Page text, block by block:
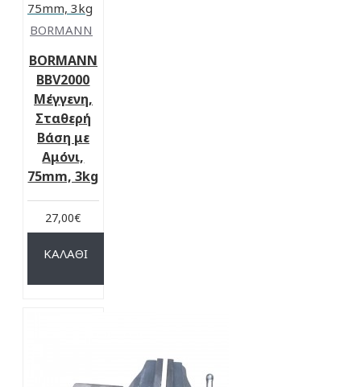
BORMANN
BORMANN
BBV2000
Μέγγενη,
Σταθερή
Βάση με
Αμόνι,
75mm, 3kg
27,00€
ΚΑΛΆΘΙ